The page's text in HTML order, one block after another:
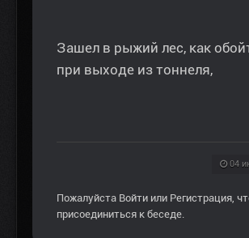
Зашел в рыжий лес, как
при выходе из тоннеля,
04
Пожалуйста Войти или Регистрация,
присоединиться к беседе.